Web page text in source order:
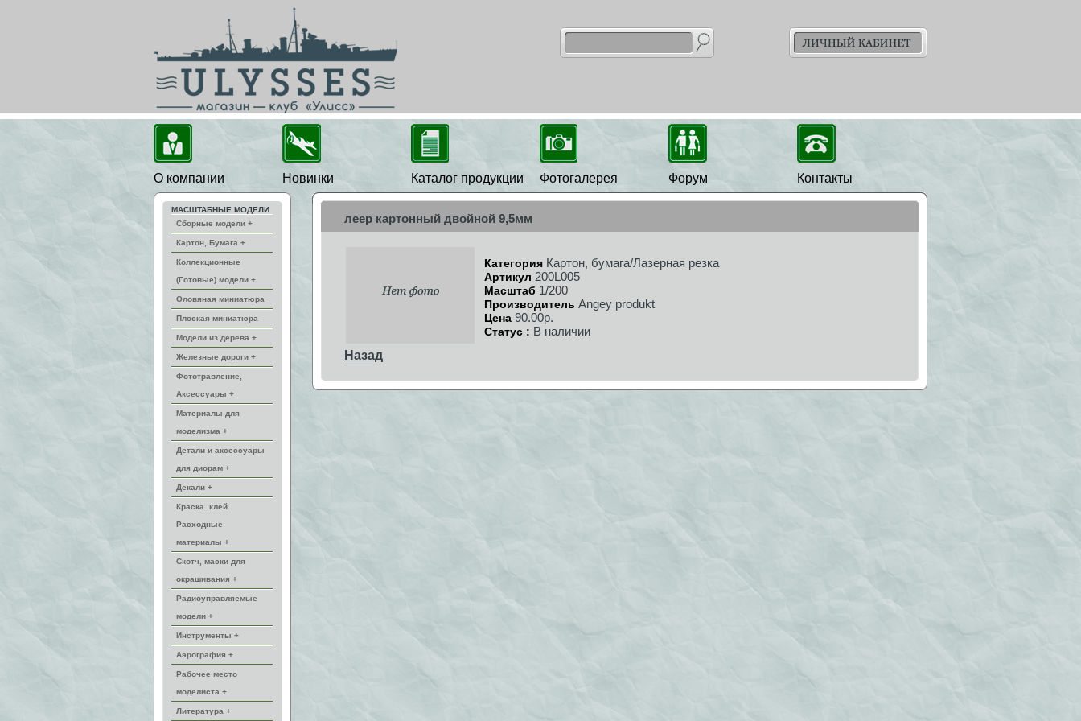
О компании Новинки Каталог продукции Фотогалерея Форум Контакты
МАСШТАБНЫЕ МОДЕЛИ
Сборные модели +
Картон, Бумага +
Коллекционные
(Готовые) модели +
Оловяная миниатюра
Плоская миниатюра
Модели из дерева +
Железные дороги +
Фототравление,
Аксессуары +
Материалы для
моделизма +
Детали и аксессуары
для диорам +
Декали +
Краска ,клей
Расходные
материалы +
Скотч, маски для
окрашивания +
Радиоуправляемые
модели +
Инструменты +
Аэрография +
Рабочее место
моделиста +
Литература +
леер картонный двойной 9,5мм
Категория Картон, бумага/Лазерная резка
Артикул 200L005
Масштаб 1/200
Производитель Angey produkt
Цена 90.00р.
Статус : В наличии
Назад